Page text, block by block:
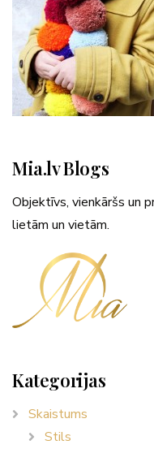
Mia.lv Blogs
Objektīvs, vienkāršs un
lietām un vietām.
Kategorijas
Skaistums
Stils